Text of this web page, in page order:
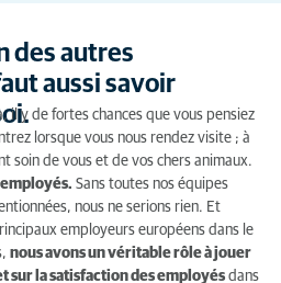
des autres
aussi savoir
il y de fortes chances que vous pensiez
lorsque vous nous rendez visite ; à
soin de vous et de vos chers animaux.
employés. Sans toutes nos équipes
nous ne serions rien. Et
employeurs européens dans le
nous avons un véritable rôle à jouer
sur la satisfaction des employés dans